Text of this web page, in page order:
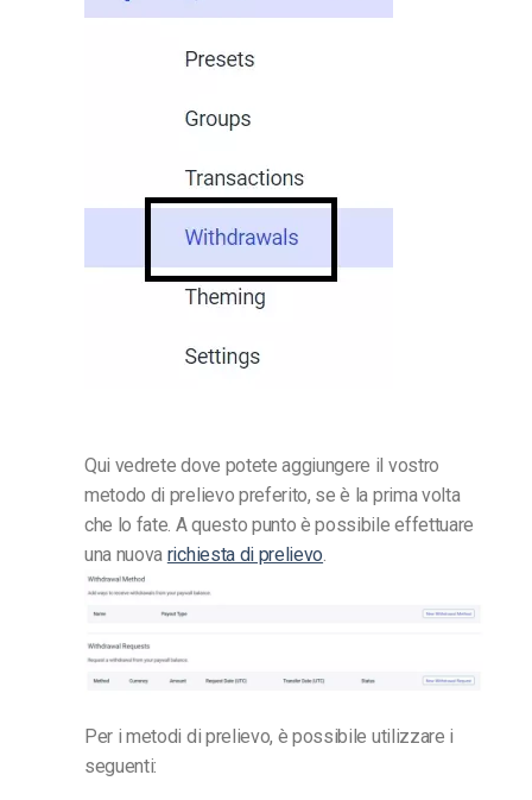
Qui vedrete dove potete aggiungere il vostro
metodo di prelievo preferito, se è la prima volta
che lo fate. A questo punto è possibile effettuare
una nuova richiesta di prelievo.
Per i metodi di prelievo, è possibile utilizzare i
seguenti: